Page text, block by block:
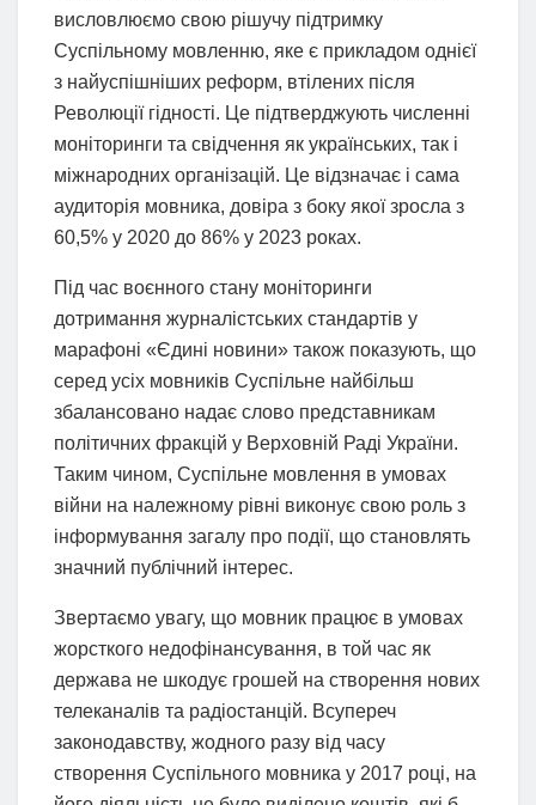
висловлюємо свою рішучу підтримку
Суспільному мовленню, яке є прикладом однієї
з найуспішніших реформ, втілених після
Революції гідності. Це підтверджують численні
моніторинги та свідчення як українських, так і
міжнародних організацій. Це відзначає і сама
аудиторія мовника, довіра з боку якої зросла з
60,5% у 2020 до 86% у 2023 роках.
Під час воєнного стану моніторинги
дотримання журналістських стандартів у
марафоні «Єдині новини» також показують, що
серед усіх мовників Суспільне найбільш
збалансовано надає слово представникам
політичних фракцій у Верховній Раді України.
Таким чином, Суспільне мовлення в умовах
війни на належному рівні виконує свою роль з
інформування загалу про події, що становлять
значний публічний інтерес.
Звертаємо увагу, що мовник працює в умовах
жорсткого недофінансування, в той час як
держава не шкодує грошей на створення нових
телеканалів та радіостанцій. Всупереч
законодавству, жодного разу від часу
створення Суспільного мовника у 2017 році, на